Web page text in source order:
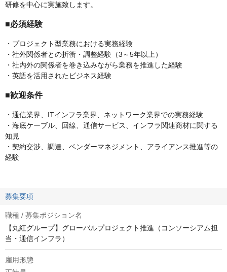
研修を中心に実施致します。
■必須経験
・プロジェクト型業務における実務経験
・社外関係者との折衝・調整経験（3～5年以上）
・社内外の関係者を巻き込みながら業務を推進した経験
・英語を活用されたビジネス経験
■歓迎条件
・通信業界、ITインフラ業界、ネットワーク業界での実務経験
・海底ケーブル、回線、通信サービス、インフラ関連商材に関する
知見
・契約交渉、調達、ベンダーマネジメント、アライアンス推進等の
経験
募集要項
職種 / 募集ポジション名
【丸紅グループ】グローバルプロジェクト推進（コンソーシアム担
当・通信インフラ）
雇用形態